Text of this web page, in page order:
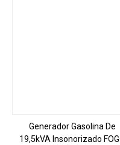
Generador Gasolina De
19,5kVA Insonorizado